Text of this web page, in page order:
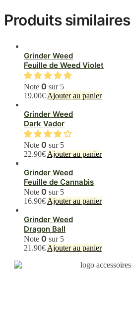
Produits similaires
Grinder Weed
Feuille de Weed Violet
Note 0 sur 5
19.00€ Ajouter au panier
Grinder Weed
Dark Vador
Note 0 sur 5
22.90€ Ajouter au panier
Grinder Weed
Feuille de Cannabis
Note 0 sur 5
16.90€ Ajouter au panier
Grinder Weed
Dragon Ball
Note 0 sur 5
21.90€ Ajouter au panier